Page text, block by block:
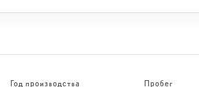
Год производства Пробег